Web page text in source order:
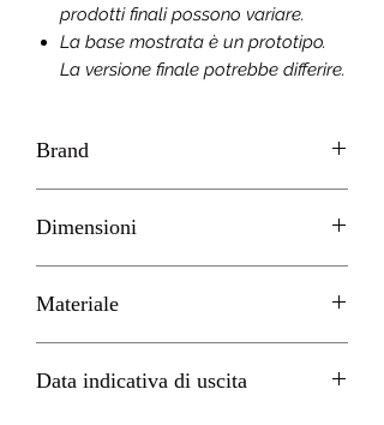
prodotti finali possono variare.
La base mostrata è un prototipo.
La versione finale potrebbe differire.
Brand
Dimensioni
Materiale
Data indicativa di uscita